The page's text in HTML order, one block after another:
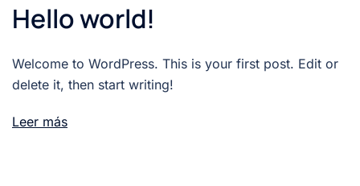
Hello world!
Welcome to WordPress. This is your first post. Edit or
delete it, then start writing!
Leer más